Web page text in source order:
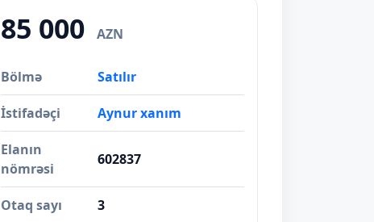
85 000 AZN
Bölmə Satılır
İstifadəçi Aynur xanım
Elanın
nömrəsi
602837
Otaq sayı 3